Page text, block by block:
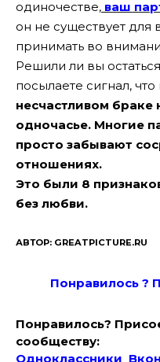
одиночестве, ваш
он не существует для
принимать во
Решили ли вы
посылаете сигнал,
несчастливом браке
одночасье. Многие
просто забывают
отношениях.
Это были 8
без любви.
АВТОР: GREATPICTURE.RU
Понравилось ?
Понравилось?
сообществу:
Одноклассники